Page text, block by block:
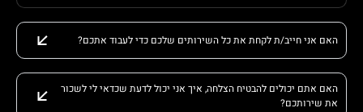
האם אני חייב/ת לקחת את כל השירותים שלכם כדי לעבוד אתכם?
האם אתם יכולים להבטיח הצלחה, איך אני יכול לדעת שכדאי לי לשכור
את שירותכם?